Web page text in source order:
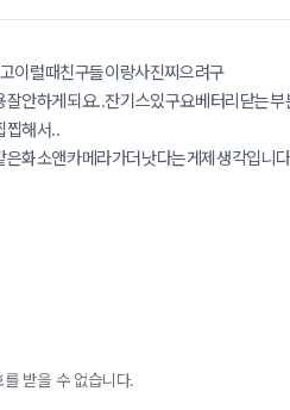
이럴때친구들이랑사진찌으려구
안하게되요..잔기스있구요베터리닫는부
찝해서..
화소앤카메라가더낫다는게제생각입니
받을 수 없습니다.